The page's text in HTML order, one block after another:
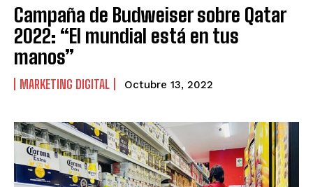
Campaña de Budweiser sobre Qatar
2022: “El mundial está en tus
manos”
MARKETING DIGITAL Octubre 13, 2022